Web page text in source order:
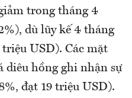
trong tháng 4
dù lũy kế 4 tháng
USD). Các mặt
diêu hồng ghi nhận sự
đạt 19 triệu USD).